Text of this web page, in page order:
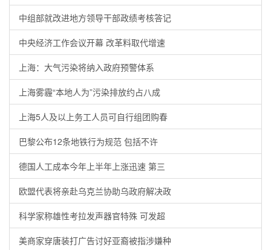
中组部就改进地方领导干部政绩考核答记
中央经济工作会议开幕 改革料取代增速
上海：大气污染将纳入政府预警体系
上海雾霾“本地人为”污染排放约占八成
上海5人及以上务工人员可自行组团购春
巴黎公布12条地铁行为规范 包括不许
德国人工成本今年上半年上涨迅速 第三
欧盟代表将亲赴乌克兰协助乌政府解决政
科学家称雄性考拉发声器官特殊 可发超
美商家穿唐装打广告讨好亚裔被指涉嫌种